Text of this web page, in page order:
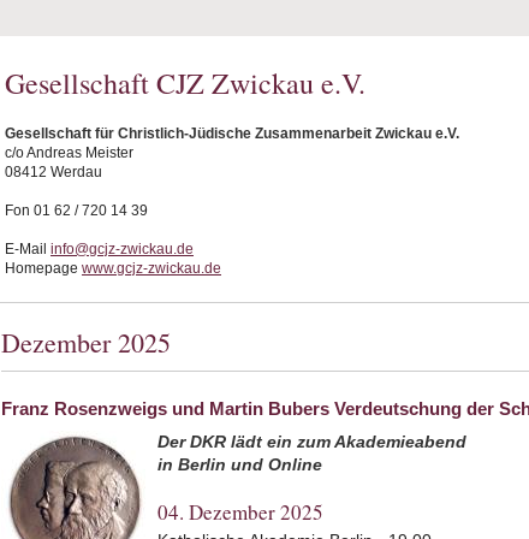
Gesellschaft CJZ Zwickau e.V.
Gesellschaft für Christlich-Jüdische Zusammenarbeit Zwickau e.V.
c/o Andreas Meister
08412 Werdau
Fon 01 62 / 720 14 39
E-Mail info@gcjz-zwickau.de
Homepage www.gcjz-zwickau.de
Dezember 2025
Franz Rosenzweigs und Martin Bubers Verdeutschung der
Der DKR lädt ein zum Akademieabend
in Berlin und Online
04. Dezember 2025